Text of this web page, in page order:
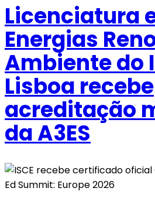
Licenciatura
Energias
Ambiente do
Lisboa recebe
acreditação
da A3ES